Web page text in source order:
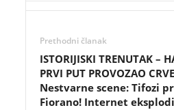
Prethodni članak
ISTORIJISKI TRENUTAK –
PRVI PUT PROVOZAO
Nestvarne scene: Tifozi
Fiorano! Internet